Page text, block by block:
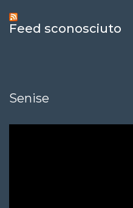
Feed sconosciuto
Senise